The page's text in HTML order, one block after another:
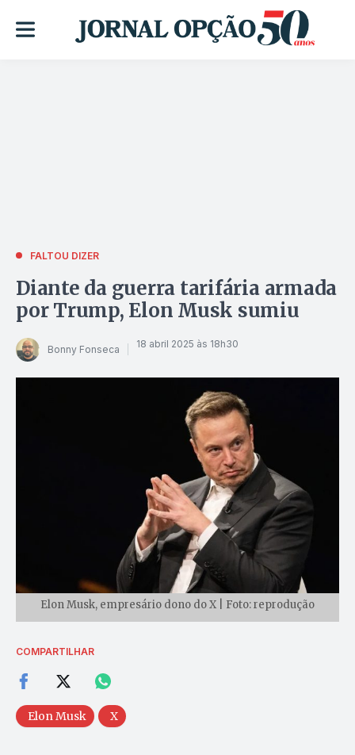
FALTOU DIZER
Diante da guerra tarifária armada
por Trump, Elon Musk sumiu
Bonny Fonseca 18 abril 2025 às 18h30
Elon Musk, empresário dono do X | Foto: reprodução
COMPARTILHAR
Elon Musk X